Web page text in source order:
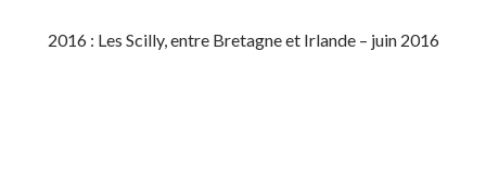
2016 : Les Scilly, entre Bretagne et Irlande – juin 2016